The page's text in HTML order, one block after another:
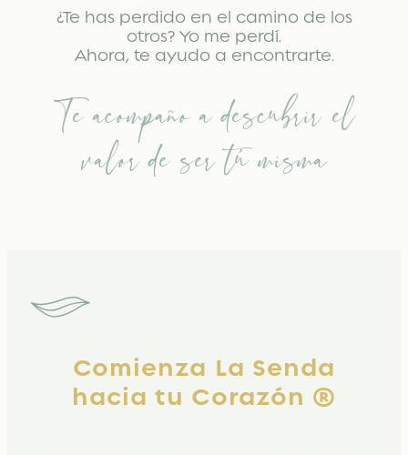
¿Te has perdido en el camino de los
otros? Yo me perdí.
Ahora, te ayudo a encontrarte.
Te acompaño a descubrir el
valor de ser tú misma
Comienza La Senda
hacia tu Corazón ®